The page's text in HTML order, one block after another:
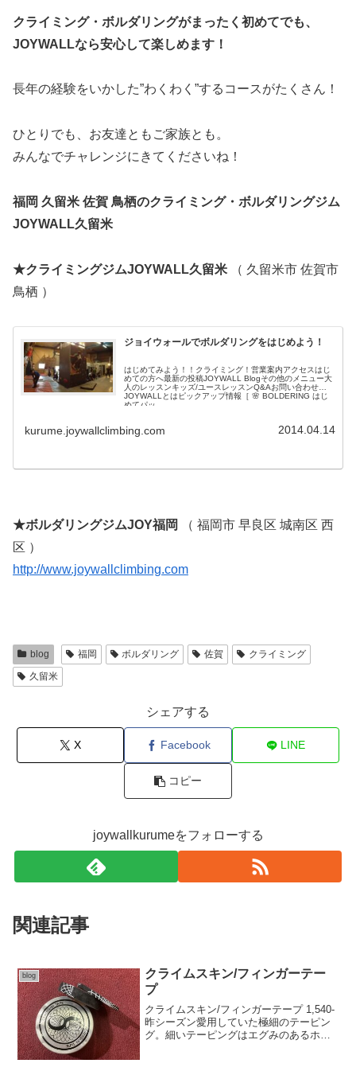
クライミング・ボルダリングがまったく初めてでも、
JOYWALLなら安心して楽しめます！
長年の経験をいかした”わくわく”するコースがたくさん！
ひとりでも、お友達ともご家族とも。
みんなでチャレンジにきてくださいね！
福岡 久留米 佐賀 鳥栖のクライミング・ボルダリングジム
JOYWALL久留米
★クライミングジムJOYWALL久留米
（ 久留米市 佐賀市
鳥栖 ）
ジョイウォールでボルダリングをはじめよう！
はじめてみよう！！クライミング！営業案内アクセスはじ
めての方へ最新の投稿JOYWALL Blogその他のメニュー大
人のレッスンキッズ/ユースレッスンQ&Aお問い合わせ
JOYWALLとはピックアップ情報［ 🌸 BOLDERING はじ
めてパッ...
kurume.joywallclimbing.com 2014.04.14
★ボルダリングジムJOY福岡
（ 福岡市 早良区 城南区 西
区 ）
http://www.joywallclimbing.com
blog 福岡 ボルダリング 佐賀
クライミング
久留米
シェアする
X Facebook LINE
コピー
joywallkurumeをフォローする
関連記事
blog
クライムスキン/フィンガーテー
プ
クライムスキン/フィンガーテープ 1,540-
昨シーズン愛用していた極細のテーピン
グ。細いテーピングはエグみのあるホー